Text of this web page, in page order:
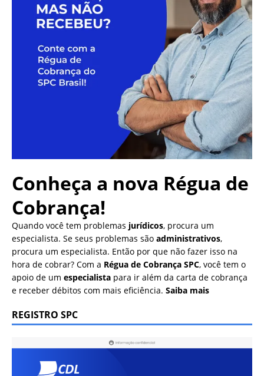
Conheça a nova Régua de
Cobrança!
Quando você tem problemas jurídicos, procura um
especialista. Se seus problemas são administrativos,
procura um especialista. Então por que não fazer isso na
hora de cobrar? Com a Régua de Cobrança SPC, você tem o
apoio de um especialista para ir além da carta de cobrança
e receber débitos com mais eficiência. Saiba mais
REGISTRO SPC